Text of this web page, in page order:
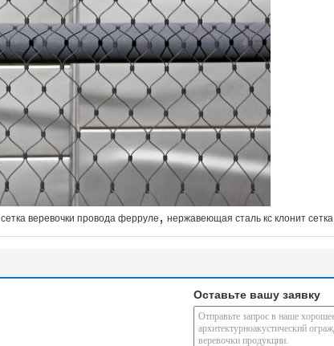
сетка веревочки провода ферруле , нержавеющая сталь кс клонит сетка
Оставьте вашу заявку